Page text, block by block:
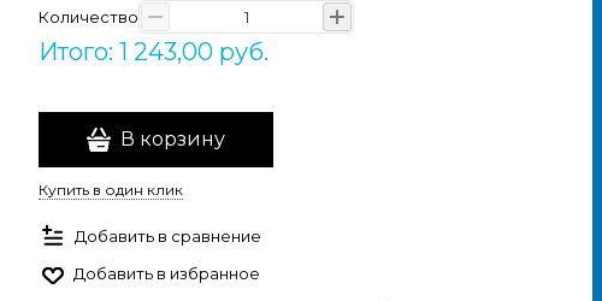
Количество
Итого: 1 243,00 руб.
В корзину
Купить в один клик
Добавить в сравнение
Добавить в избранное